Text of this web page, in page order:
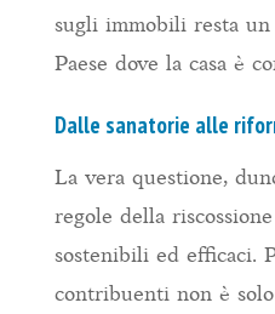
sugli immobili resta
Paese dove la casa è
Dalle sanatorie alle
La vera questione,
regole della
sostenibili ed efficaci.
contribuenti non è